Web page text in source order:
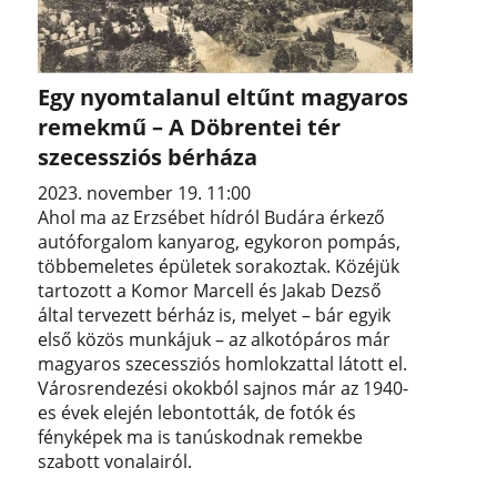
Egy nyomtalanul eltűnt magyaros
remekmű – A Döbrentei tér
szecessziós bérháza
2023. november 19. 11:00
Ahol ma az Erzsébet hídról Budára érkező
autóforgalom kanyarog, egykoron pompás,
többemeletes épületek sorakoztak. Közéjük
tartozott a Komor Marcell és Jakab Dezső
által tervezett bérház is, melyet – bár egyik
első közös munkájuk – az alkotópáros már
magyaros szecessziós homlokzattal látott el.
Városrendezési okokból sajnos már az 1940-
es évek elején lebontották, de fotók és
fényképek ma is tanúskodnak remekbe
szabott vonalairól.